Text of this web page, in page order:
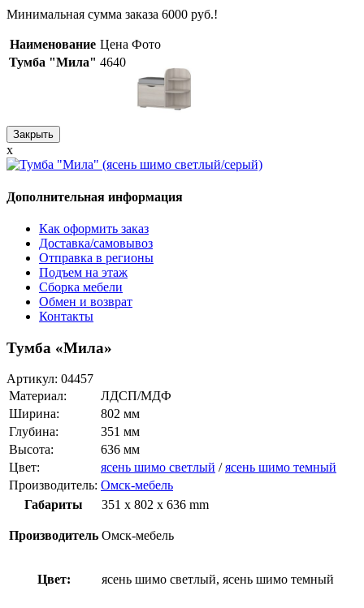
Минимальная сумма заказа 6000 руб.!
Наименование Цена Фото
Тумба "Мила" 4640
Закрыть
x
Дополнительная информация
Как оформить заказ
Доставка/самовывоз
Отправка в регионы
Подъем на этаж
Сборка мебели
Обмен и возврат
Контакты
Тумба «Мила»
Артикул: 04457
Материал:
ЛДСП/МДФ
Ширина:
802 мм
Глубина:
351 мм
Высота:
636 мм
Цвет:
ясень шимо светлый /ясень шимо темный
Производитель: Омск-мебель
Габариты
351 x 802 x 636 mm
Производитель Омск-мебель
Цвет: ясень шимо светлый, ясень шимо темный